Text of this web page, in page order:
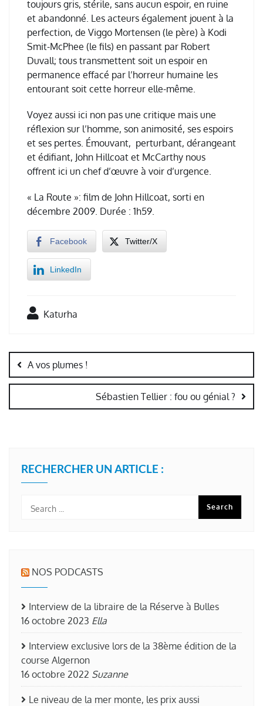
toujours gris, stérile, sans aucun espoir, en ruine
et abandonné. Les acteurs également jouent à la
perfection, de Viggo Mortensen (le père) à Kodi
Smit-McPhee (le fils) en passant par Robert
Duvall; tous transmettent soit un espoir en
permanence effacé par l’horreur humaine les
entourant soit cette horreur elle-même.
Voyez aussi ici non pas une critique mais une
réflexion sur l’homme, son animosité, ses espoirs
et ses pertes. Émouvant, perturbant, dérangeant
et édifiant, John Hillcoat et McCarthy nous
offrent ici un chef d’œuvre à voir d’urgence.
« La Route »: film de John Hillcoat, sorti en
décembre 2009. Durée : 1h59.
Facebook Twitter/X
LinkedIn
Katurha
de
l’article
A vos plumes !
Sébastien Tellier : fou ou génial ?
RECHERCHER UN ARTICLE :
NOS PODCASTS
Interview de la libraire de la Réserve à Bulles
16 octobre 2023 Ella
Interview exclusive lors de la 38ème édition de la
course Algernon
16 octobre 2022 Suzanne
Le niveau de la mer monte, les prix aussi